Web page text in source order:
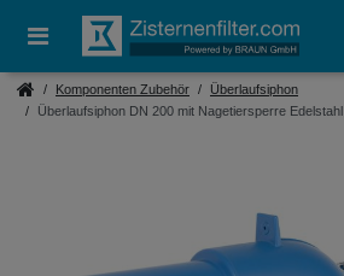
Komponenten Zubehör
Überlaufsiphon
Überlaufsiphon DN 200 mit Nagetiersperre Edelstahl